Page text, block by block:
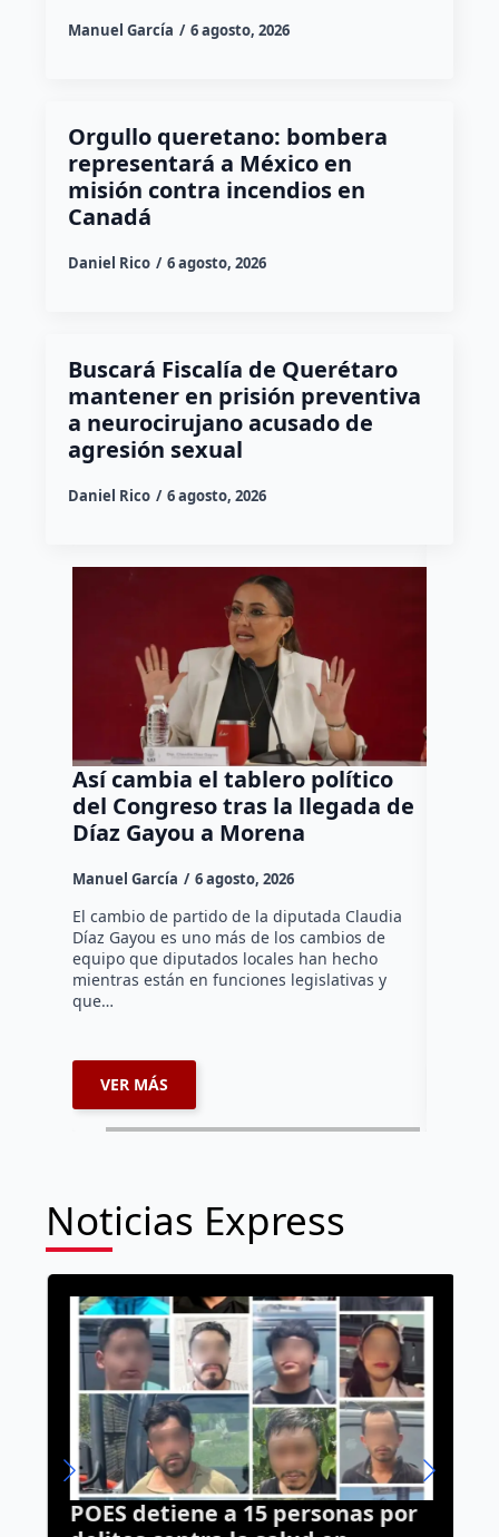
Manuel García 6 agosto, 2026
Orgullo queretano: bombera
representará a México en
misión contra incendios en
Canadá
Daniel Rico 6 agosto, 2026
Buscará Fiscalía de Querétaro
mantener en prisión preventiva
a neurocirujano acusado de
agresión sexual
Daniel Rico 6 agosto, 2026
Así cambia el tablero político
del Congreso tras la llegada de
Díaz Gayou a Morena
Manuel García 6 agosto, 2026
El cambio de partido de la diputada Claudia
Díaz Gayou es uno más de los cambios de
equipo que diputados locales han hecho
mientras están en funciones legislativas y
que…
VER MÁS
Noticias Express
POES detiene a 15 personas por